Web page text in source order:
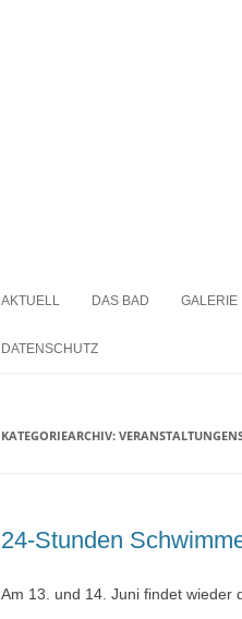
Waldfreibad
AKTUELL DAS BAD GALERIE
DATENSCHUTZ
KATEGORIEARCHIV:
24-Stunden
Am 13. und 14. Juni findet wieder